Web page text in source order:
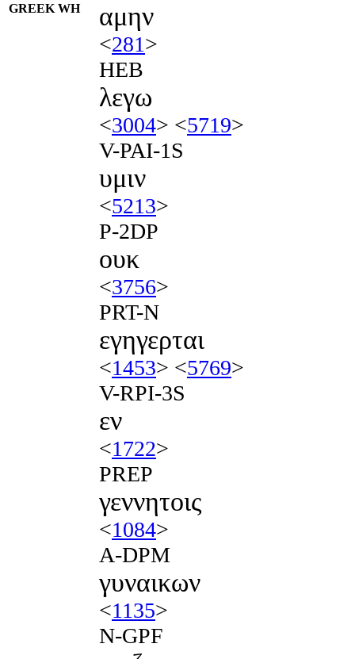
GREEK WH αμην
<281>
HEB
λεγω
<3004> <5719>
V-PAI-1S
υμιν
<5213>
P-2DP
ουκ
<3756>
PRT-N
εγηγερται
<1453> <5769>
V-RPI-3S
εν
<1722>
PREP
γεννητοις
<1084>
A-DPM
γυναικων
<1135>
N-GPF